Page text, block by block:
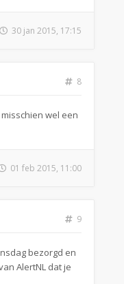
30 jan 2015, 17:15
8
wel een
01 feb 2015, 11:00
9
bezorgd en
AlertNL dat je